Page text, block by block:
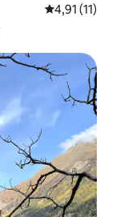
Nilai rata-
4,91 (11)